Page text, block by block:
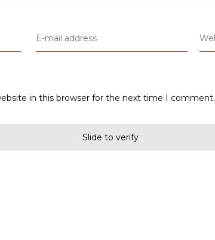
in this browser for the next time I comment.
Slide to verify